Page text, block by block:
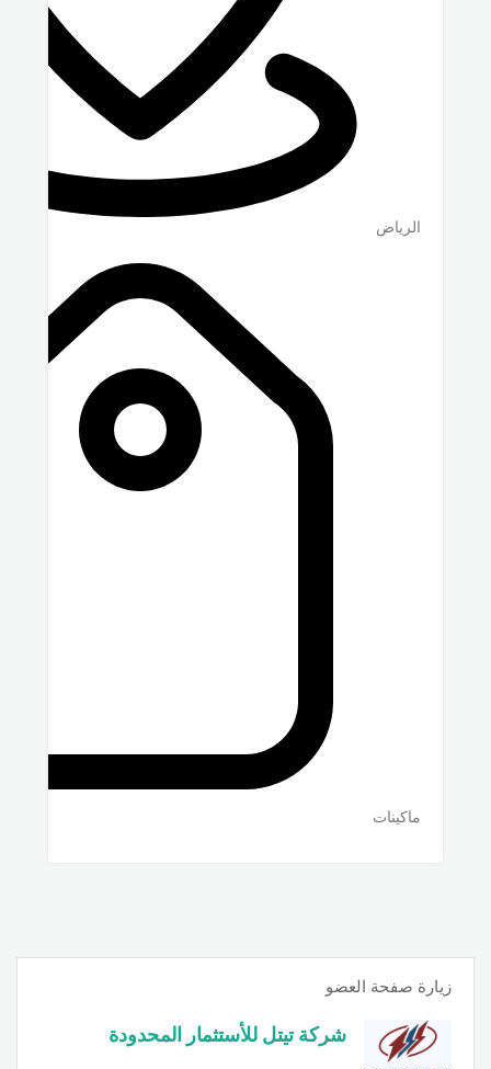
الرياض
ماكينات
زيارة صفحة العضو
شركة تيتل للأستثمار المحدودة